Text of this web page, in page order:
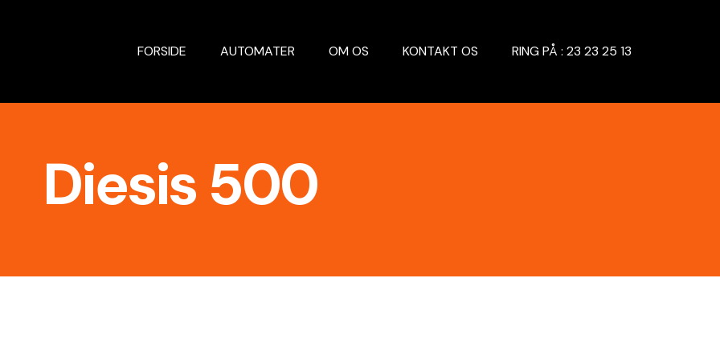
FORSIDE AUTOMATER OM OS KONTAKT OS RING PÅ : 23 23 25 13
Diesis 500